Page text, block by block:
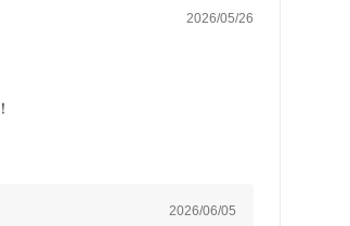
2026/05/26
2026/06/05